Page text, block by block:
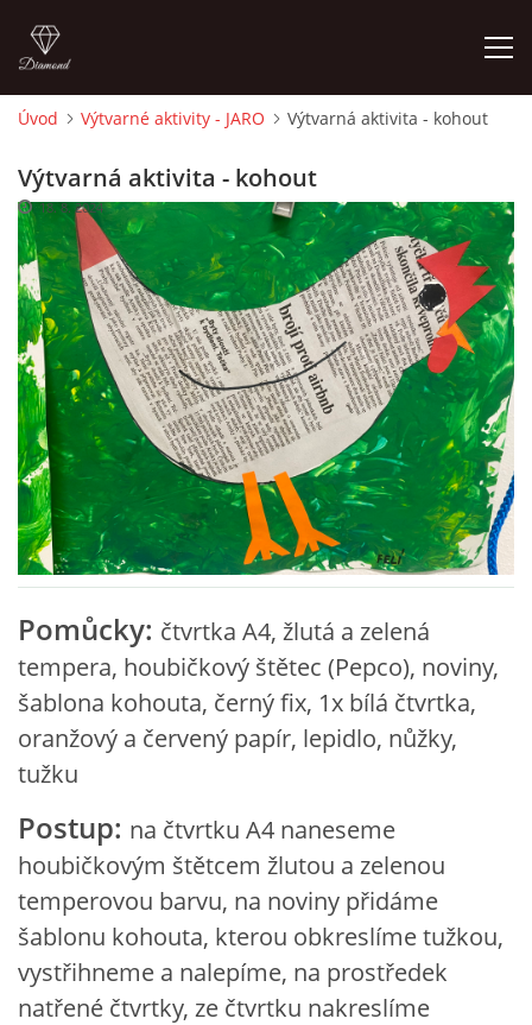
O MĚ
FOTOALBUM
DĚJINY VÝTVARNÉHO UMĚNÍ
NOVINKY ZE ŠKOLSTVÍ 2025
ROČNÍ PLÁN - INSPIRACE /DLE NOVÉHO RVP PV 2025
VZDĚLÁVACÍ BLOK ZÁŘÍ
VZDĚLÁVACÍ BLOK ŘÍJEN
VZDĚLÁVACÍ BLOK LEDEN
VZDĚLÁVACÍ BLOK ÚNOR
VZDĚLÁVACÍ BLOK BŘEZEN
Úvod Výtvarné aktivity - JARO Výtvarná aktivita - kohout
Výtvarná aktivita - kohout
18. 8. 2024
Pomůcky: čtvrtka A4, žlutá a zelená
tempera, houbičkový štětec (Pepco), noviny,
šablona kohouta, černý fix, 1x bílá čtvrtka,
oranžový a červený papír, lepidlo, nůžky,
tužku
Postup: na čtvrtku A4 naneseme
houbičkovým štětcem žlutou a zelenou
temperovou barvu, na noviny přidáme
šablonu kohouta, kterou obkreslíme tužkou,
vystřihneme a nalepíme, na prostředek
natřené čtvrtky, ze čtvrtku nakreslíme